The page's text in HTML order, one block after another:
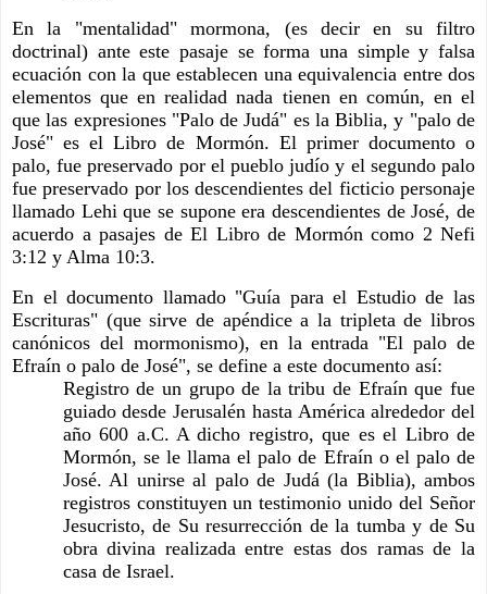
En la "mentalidad" mormona, (es decir en su filtro
doctrinal) ante este pasaje se forma una simple y falsa
ecuación con la que establecen una equivalencia entre dos
elementos que en realidad nada tienen en común, en el
que las expresiones "Palo de Judá" es la Biblia, y "palo de
José" es el Libro de Mormón. El primer documento o
palo, fue preservado por el pueblo judío y el segundo palo
fue preservado por los descendientes del ficticio personaje
llamado Lehi que se supone era descendientes de José, de
acuerdo a pasajes de El Libro de Mormón como 2 Nefi
3:12 y Alma 10:3.
En el documento llamado "Guía para el Estudio de las
Escrituras" (que sirve de apéndice a la tripleta de libros
canónicos del mormonismo), en la entrada "El palo de
Efraín o palo de José", se define a este documento así:
Registro de un grupo de la tribu de Efraín que fue
guiado desde Jerusalén hasta América alrededor del
año 600 a.C. A dicho registro, que es el Libro de
Mormón, se le llama el palo de Efraín o el palo de
José. Al unirse al palo de Judá (la Biblia), ambos
registros constituyen un testimonio unido del Señor
Jesucristo, de Su resurrección de la tumba y de Su
obra divina realizada entre estas dos ramas de la
casa de Israel.